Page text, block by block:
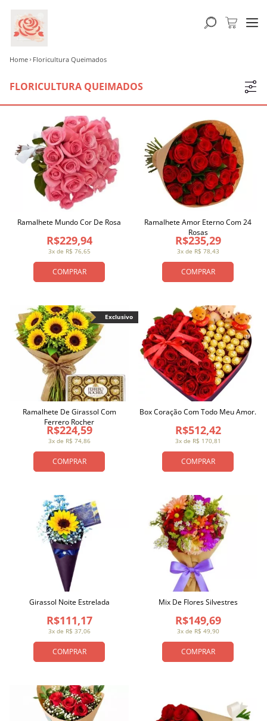
Home Floricultura Queimados
FLORICULTURA QUEIMADOS
COMPRAR
3x de R$ 76,65
R$229,94
Ramalhete Mundo Cor De Rosa
COMPRAR
3x de R$ 78,43
R$235,29
Ramalhete Amor Eterno Com 24
Rosas
COMPRAR
3x de R$ 74,86
R$224,59
Ramalhete De Girassol Com
Ferrero Rocher
Exclusivo
COMPRAR
3x de R$ 170,81
R$512,42
Box Coração Com Todo Meu Amor.
COMPRAR
3x de R$ 37,06
R$111,17
Girassol Noite Estrelada
COMPRAR
3x de R$ 49,90
R$149,69
Mix De Flores Silvestres